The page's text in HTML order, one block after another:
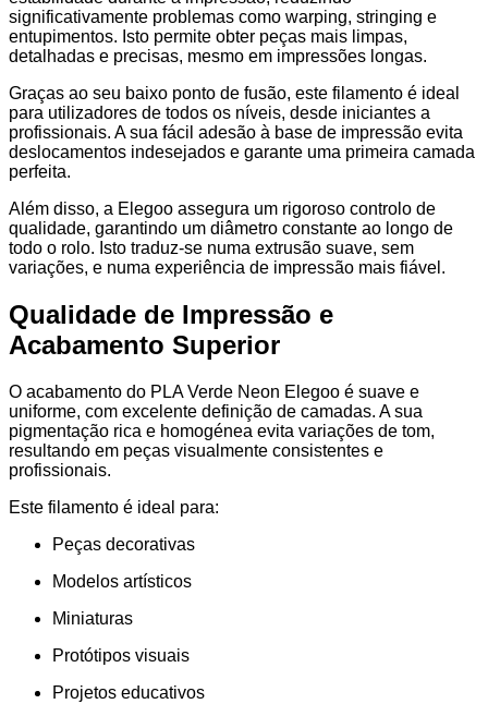
significativamente problemas como warping, stringing e
entupimentos. Isto permite obter peças mais limpas,
detalhadas e precisas, mesmo em impressões longas.
Graças ao seu baixo ponto de fusão, este filamento é ideal
para utilizadores de todos os níveis, desde iniciantes a
profissionais. A sua fácil adesão à base de impressão evita
deslocamentos indesejados e garante uma primeira camada
perfeita.
Além disso, a Elegoo assegura um rigoroso controlo de
qualidade, garantindo um diâmetro constante ao longo de
todo o rolo. Isto traduz-se numa extrusão suave, sem
variações, e numa experiência de impressão mais fiável.
Qualidade de Impressão e
Acabamento Superior
O acabamento do PLA Verde Neon Elegoo é suave e
uniforme, com excelente definição de camadas. A sua
pigmentação rica e homogénea evita variações de tom,
resultando em peças visualmente consistentes e
profissionais.
Este filamento é ideal para:
Peças decorativas
Modelos artísticos
Miniaturas
Protótipos visuais
Projetos educativos